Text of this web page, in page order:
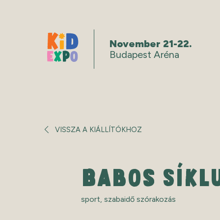
November 21-22.
Budapest Aréna
VISSZA A KIÁLLÍTÓKHOZ
BABOS
sport,szabaidő szórakozás